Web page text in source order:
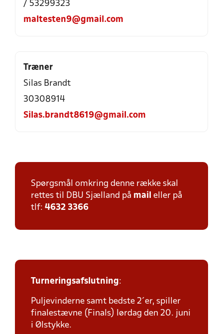
/ 53299323
maltesten9@gmail.com
Træner
Silas Brandt
30308914
Silas.brandt8619@gmail.com
Spørgsmål omkring denne række skal
rettes til DBU Sjælland på mail eller på
tlf: 4632 3366
Turneringsafslutning:
Puljevinderne samt bedste 2´er, spiller
finalestævne (Finals) lørdag den 20. juni
i Ølstykke.